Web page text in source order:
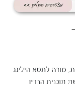
מורה לתטא הילינג
תוכנית הרדיו